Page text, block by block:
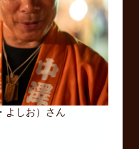
よしお）さん